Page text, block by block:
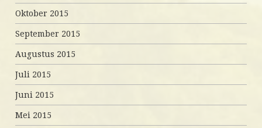
Oktober 2015
September 2015
Augustus 2015
Juli 2015
Juni 2015
Mei 2015